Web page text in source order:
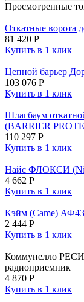
Просмотренные
Откатные ворота
81 420 Р
Купить в 1 клик
Цепной барьер
103 076 Р
Купить в 1 клик
Шлагбаум
(BARRIER
110 297 Р
Купить в 1 клик
Найс ФЛОКСИ
4 662 Р
Купить в 1 клик
Кэйм (Came)
2 444 Р
Купить в 1 клик
Коммунелло
радиоприемник
4 870 Р
Купить в 1 клик